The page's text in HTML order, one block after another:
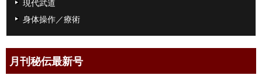
身体操作／療術
月刊秘伝最新号